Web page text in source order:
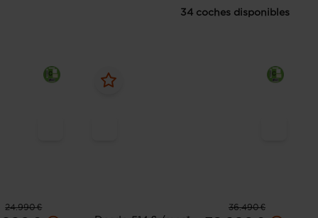
34 coches disponibles
24.990 € 36.490 €